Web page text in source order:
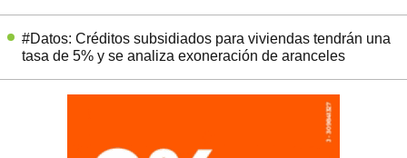
#Datos: Créditos subsidiados para viviendas tendrán una
tasa de 5% y se analiza exoneración de aranceles